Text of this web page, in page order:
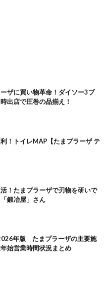
ザに買い物革命！ダイソー3ブ
出店で圧巻の品揃え！
！トイレMAP【たまプラーザ テ
！たまプラーザで刃物を研いで
鍛冶屋」さん
年版 たまプラーザの主要施
始営業時間状況まとめ